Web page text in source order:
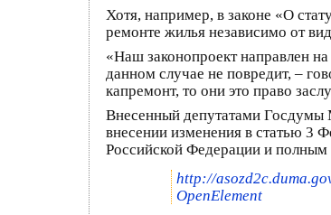
Хотя, например, в законе «О
ремонте жилья независимо от
«Наш законопроект направлен
данном случае не повредит, –
капремонт, то они это право
Внесенный депутатами
внесении изменения в статью 3
Российской Федерации и полным
http://
OpenElement